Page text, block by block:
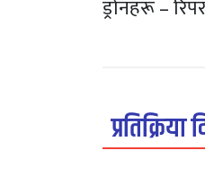
ड्रोनहरू –